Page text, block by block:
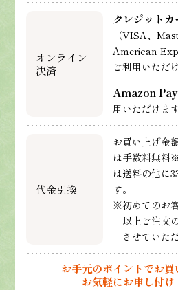
オンライン
決済
クレジットカ
（VISA、
American
ご利用いただ
Amazon Pay
用いただけます
代金引換
お買い上げ金
は手数料無料
は送料の他に
す。
※初めてのお
以上ご注文
させていた
お手元のポイントでお買
お気軽にお申し付け